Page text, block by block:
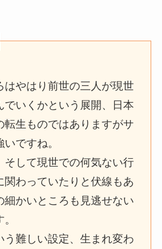
はやはり前世の三人が現世
でいくかという展開、日本
転生ものではありますがサ
ですね。
そして現世での何気ない行
関わっていたりと伏線もあ
細かいところも見逃せない
う難しい設定、生まれ変わ